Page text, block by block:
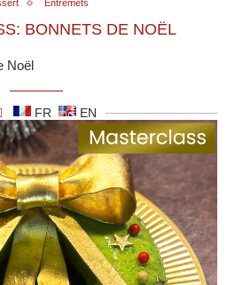
Entremets
BONNETS DE NOËL
Noël
FR EN